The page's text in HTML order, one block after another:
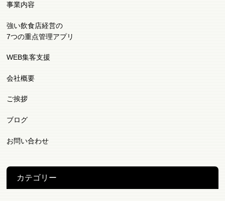
事業内容
強い飲食店経営の
7つの重点管理アプリ
WEB集客支援
会社概要
ご挨拶
ブログ
お問い合わせ
カテゴリー